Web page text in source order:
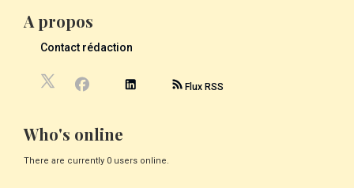
A propos
Contact rédaction
Flux RSS
Who's online
There are currently 0 users online.